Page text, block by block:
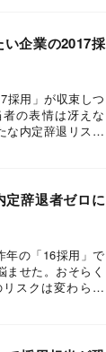
い企業の2017採
採用」が収束しつ
の表情は冴えな
な内定辞退リスク
本当に入社する
定辞退者ゼロに
年の「16採用」で
ませた。おそらく
スクは変わらな
辞退を防ぐこと